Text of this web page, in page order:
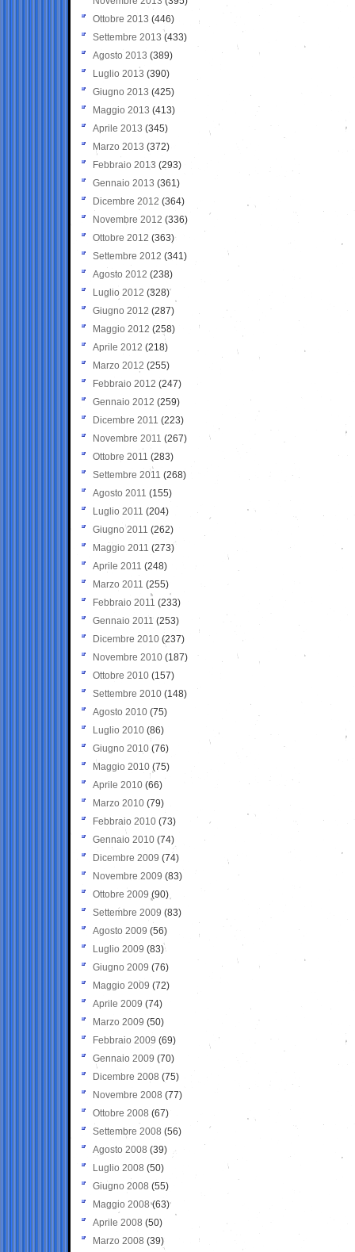
Ottobre 2013 (446)
Settembre 2013 (433)
Agosto 2013 (389)
Luglio 2013 (390)
Giugno 2013 (425)
Maggio 2013 (413)
Aprile 2013 (345)
Marzo 2013 (372)
Febbraio 2013 (293)
Gennaio 2013 (361)
Dicembre 2012 (364)
Novembre 2012 (336)
Ottobre 2012 (363)
Settembre 2012 (341)
Agosto 2012 (238)
Luglio 2012 (328)
Giugno 2012 (287)
Maggio 2012 (258)
Aprile 2012 (218)
Marzo 2012 (255)
Febbraio 2012 (247)
Gennaio 2012 (259)
Dicembre 2011 (223)
Novembre 2011 (267)
Ottobre 2011 (283)
Settembre 2011 (268)
Agosto 2011 (155)
Luglio 2011 (204)
Giugno 2011 (262)
Maggio 2011 (273)
Aprile 2011 (248)
Marzo 2011 (255)
Febbraio 2011 (233)
Gennaio 2011 (253)
Dicembre 2010 (237)
Novembre 2010 (187)
Ottobre 2010 (157)
Settembre 2010 (148)
Agosto 2010 (75)
Luglio 2010 (86)
Giugno 2010 (76)
Maggio 2010 (75)
Aprile 2010 (66)
Marzo 2010 (79)
Febbraio 2010 (73)
Gennaio 2010 (74)
Dicembre 2009 (74)
Novembre 2009 (83)
Ottobre 2009 (90)
Settembre 2009 (83)
Agosto 2009 (56)
Luglio 2009 (83)
Giugno 2009 (76)
Maggio 2009 (72)
Aprile 2009 (74)
Marzo 2009 (50)
Febbraio 2009 (69)
Gennaio 2009 (70)
Dicembre 2008 (75)
Novembre 2008 (77)
Ottobre 2008 (67)
Settembre 2008 (56)
Agosto 2008 (39)
Luglio 2008 (50)
Giugno 2008 (55)
Maggio 2008(63)
Aprile 2008 (50)
Marzo 2008 (39)